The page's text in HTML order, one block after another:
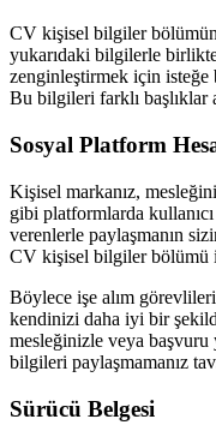
CV kişisel bilgiler
yukarıdaki bilgilerle
zenginleştirmek için isteğe
Bu bilgileri farklı başlıklar
Sosyal Platform
Kişisel markanız,
gibi platformlarda
verenlerle paylaşmanın
CV kişisel bilgiler
Böylece işe alım
kendinizi daha iyi bir
mesleğinizle veya başvuru
bilgileri paylaşmamanız
Sürücü Belgesi